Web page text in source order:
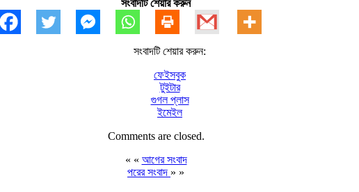
সংবাদটি শেয়ার করুন
সংবাদটি শেয়ার করুন:
ফেইসবুক
টুইটার
গুগল প্লাস
ইমেইল
Comments are closed.
« « আগের সংবাদ
পরের সংবাদ » »